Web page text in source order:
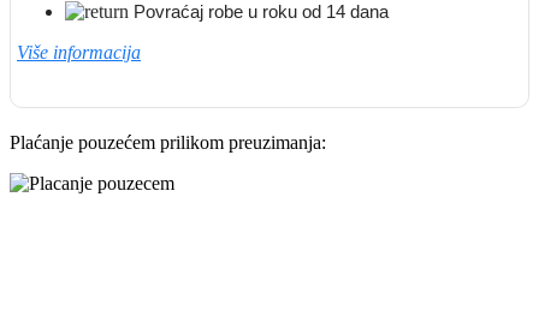
Povraćaj robe u roku od 14 dana
Više informacija
Plaćanje pouzećem prilikom preuzimanja: